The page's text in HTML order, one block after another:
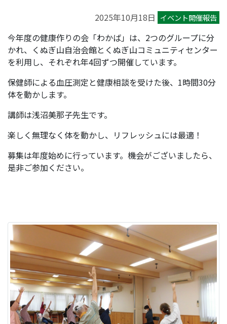
2025年10月18日 イベント開催報告
今年度の健康作りの会「わかば」は、2つのグループに分
かれ、くぬぎ山自治会館とくぬぎ山コミュニティセンター
を利用し、それぞれ年4回ずつ開催しています。
保健師による血圧測定と健康相談を受けた後、1時間30分
体を動かします。
講師は浅沼美那子先生です。
楽しく無理なく体を動かし、リフレッシュには最適！
募集は年度始めに行っています。機会がございましたら、
是非ご参加ください。